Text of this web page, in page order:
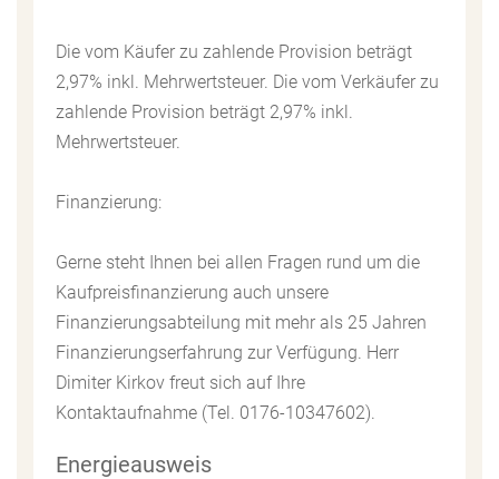
Die vom Käufer zu zahlende Provision beträgt
2,97% inkl. Mehrwertsteuer. Die vom Verkäufer zu
zahlende Provision beträgt 2,97% inkl.
Mehrwertsteuer.
Finanzierung:
Gerne steht Ihnen bei allen Fragen rund um die
Kaufpreisfinanzierung auch unsere
Finanzierungsabteilung mit mehr als 25 Jahren
Finanzierungserfahrung zur Verfügung. Herr
Dimiter Kirkov freut sich auf Ihre
Kontaktaufnahme (Tel. 0176-10347602).
Energieausweis